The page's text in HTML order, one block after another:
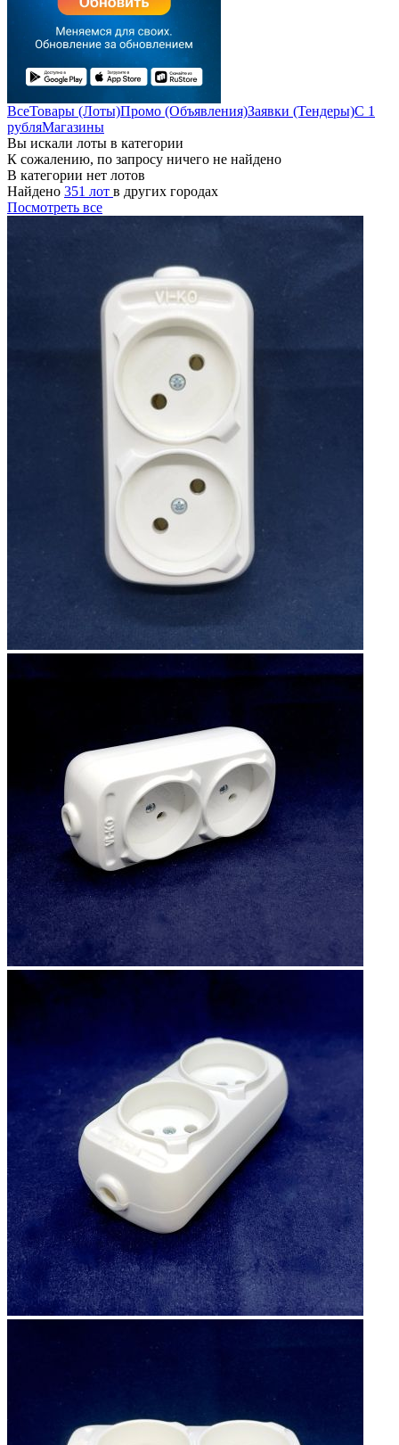
ВсеТовары (Лоты)Промо (Объявления)Заявки (Тендеры)С 1
рубляМагазины
Вы искали лоты в категории
К сожалению, по запросу ничего не найдено
В категории нет лотов
Найдено 351 лот в других городах
Посмотреть все